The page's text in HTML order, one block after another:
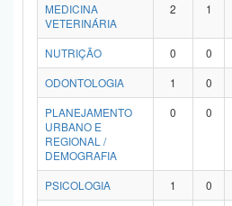
MEDICINA
VETERINÁRIA
2 1
NUTRIÇÃO 0 0
ODONTOLOGIA
1 0
PLANEJAMENTO
URBANO E
REGIONAL /
DEMOGRAFIA
0 0
PSICOLOGIA 1 0